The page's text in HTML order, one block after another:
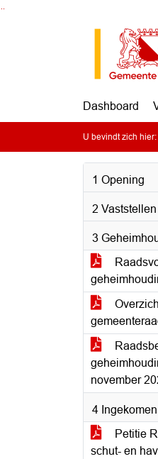
Dashboard
U bevindt zich hier:
1 Opening
2
3
november
4
Petitie
schut- en